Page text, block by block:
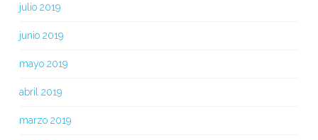
julio 2019
junio 2019
mayo 2019
abril 2019
marzo 2019